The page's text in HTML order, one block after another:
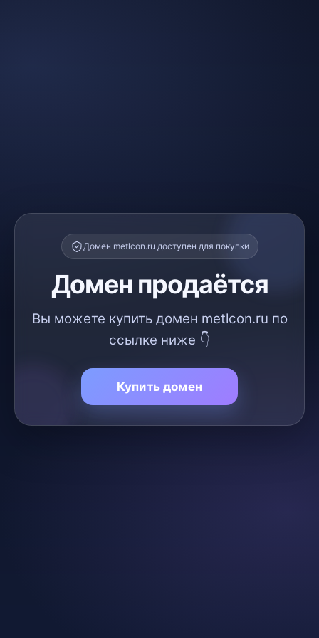
Домен metlcon.ru доступен для покупки
Домен продаётся
Вы можете купить домен metlcon.ru по
ссылке ниже 👇
Купить домен